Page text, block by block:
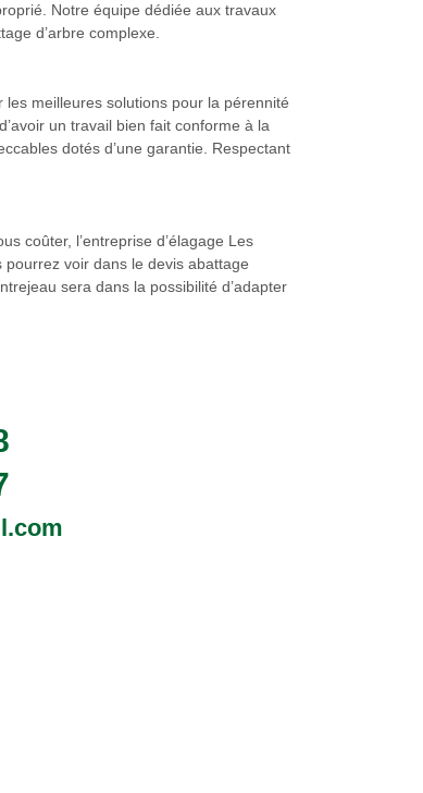
Notre équipe dédiée aux travaux
d’arbre complexe.
les meilleures solutions pour la pérennité
un travail bien fait conforme à la
dotés d’une garantie. Respectant
coûter, l’entreprise d’élagage Les
voir dans le devis abattage
sera dans la possibilité d’adapter